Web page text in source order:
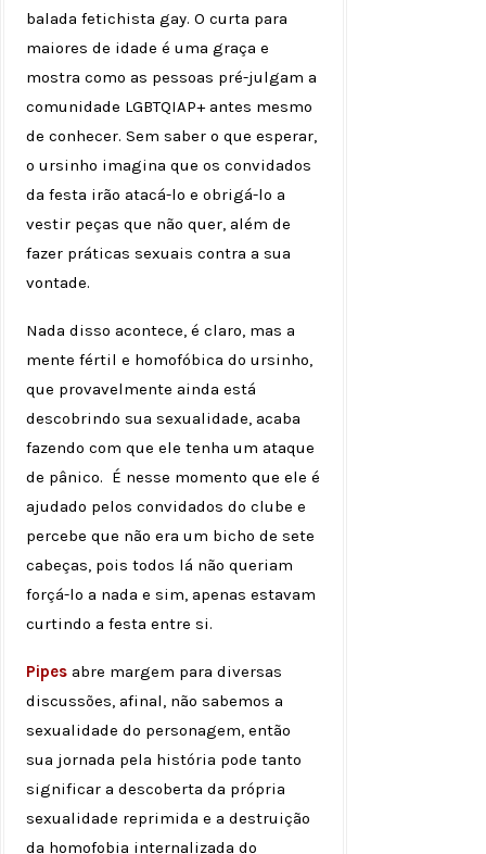
balada fetichista gay. O curta para
maiores de idade é uma graça e
mostra como as pessoas pré-julgam a
comunidade LGBTQIAP+ antes mesmo
de conhecer. Sem saber o que esperar,
o ursinho imagina que os convidados
da festa irão atacá-lo e obrigá-lo a
vestir peças que não quer, além de
fazer práticas sexuais contra a sua
vontade.
Nada disso acontece, é claro, mas a
mente fértil e homofóbica do ursinho,
que provavelmente ainda está
descobrindo sua sexualidade, acaba
fazendo com que ele tenha um ataque
de pânico. É nesse momento que ele é
ajudado pelos convidados do clube e
percebe que não era um bicho de sete
cabeças, pois todos lá não queriam
forçá-lo a nada e sim, apenas estavam
curtindo a festa entre si.
Pipes abre margem para diversas
discussões, afinal, não sabemos a
sexualidade do personagem, então
sua jornada pela história pode tanto
significar a descoberta da própria
sexualidade reprimida e a destruição
da homofobia internalizada do